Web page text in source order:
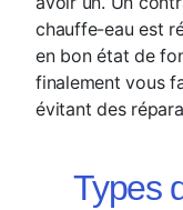
chauffe-eau est
en bon état de
finalement vous
évitant des
Types